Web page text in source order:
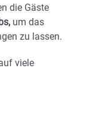
die Gäste
um das
zu lassen.
viele